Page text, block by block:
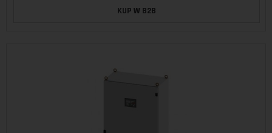
KUP W B2B